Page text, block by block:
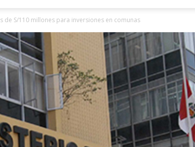
de S/110 millones para inversiones en comunas